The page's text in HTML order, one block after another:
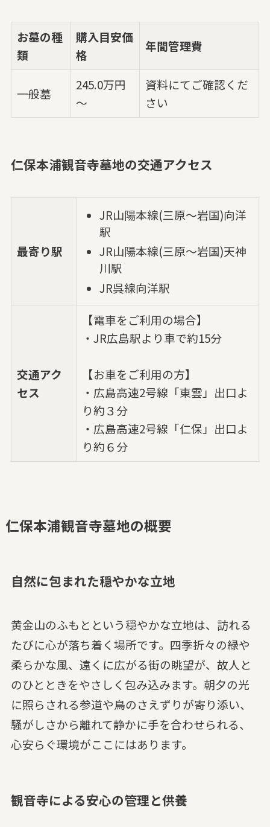
お墓の種
類
購入目安価
格
年間管理費
一般墓
245.0万円
～
資料にてご確認くだ
さい
仁保本浦観音寺墓地の交通アクセス
最寄り駅
JR山陽本線(三原～岩国)向洋
駅
JR山陽本線(三原～岩国)天神
川駅
JR呉線向洋駅
交通アク
セス
【電車をご利用の場合】
・JR広島駅より車で約15分
【お車をご利用の方】
・広島高速2号線「東雲」出口よ
り約３分
・広島高速2号線「仁保」出口よ
り約６分
仁保本浦観音寺墓地の概要
自然に包まれた穏やかな立地
黄金山のふもとという穏やかな立地は、訪れる
たびに心が落ち着く場所です。四季折々の緑や
柔らかな風、遠くに広がる街の眺望が、故人と
のひとときをやさしく包み込みます。朝夕の光
に照らされる参道や鳥のさえずりが寄り添い、
騒がしさから離れて静かに手を合わせられる、
心安らぐ環境がここにはあります。
観音寺による安心の管理と供養